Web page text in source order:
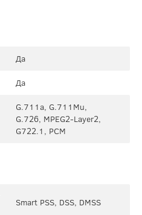
Да
Да
G.711a, G.711Mu,
G.726, MPEG2-Layer2,
G722.1, PCM
Smart PSS, DSS, DMSS